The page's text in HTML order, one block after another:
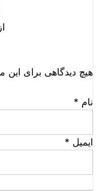
هیچ دیدگاهی برای
نام *
ایمیل *